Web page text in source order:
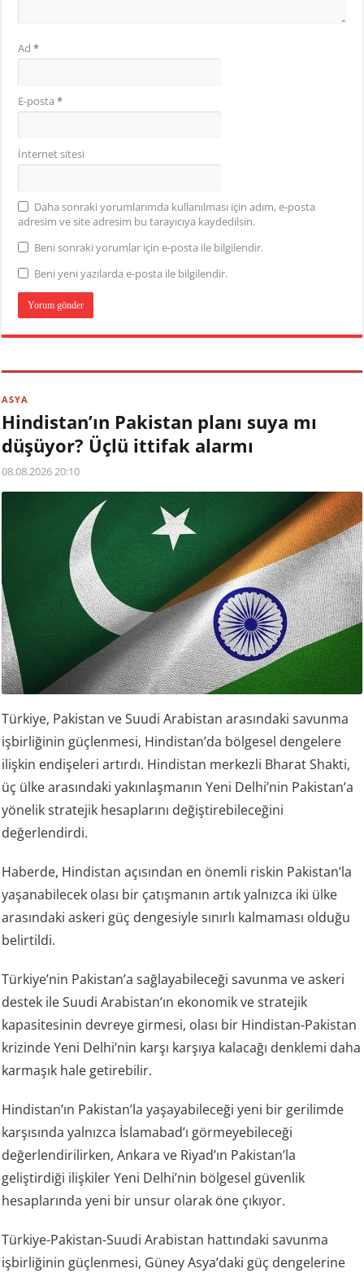
Ad*
E-posta*
İnternet sitesi
Daha sonraki yorumlarımda kullanılması için adım, e-posta
adresim ve site adresim bu tarayıcıya kaydedilsin.
Beni sonraki yorumlar için e-posta ile bilgilendir.
Beni yeni yazılarda e-posta ile bilgilendir.
ASYA
Hindistan’ın Pakistan planı suya mı
düşüyor? Üçlü ittifak alarmı
08.08.2026 20:10
Türkiye, Pakistan ve Suudi Arabistan arasındaki savunma
işbirliğinin güçlenmesi, Hindistan’da bölgesel dengelere
ilişkin endişeleri artırdı. Hindistan merkezli Bharat Shakti,
üç ülke arasındaki yakınlaşmanın Yeni Delhi’nin Pakistan’a
yönelik stratejik hesaplarını değiştirebileceğini
değerlendirdi.
Haberde, Hindistan açısından en önemli riskin Pakistan’la
yaşanabilecek olası bir çatışmanın artık yalnızca iki ülke
arasındaki askeri güç dengesiyle sınırlı kalmaması olduğu
belirtildi.
Türkiye’nin Pakistan’a sağlayabileceği savunma ve askeri
destek ile Suudi Arabistan’ın ekonomik ve stratejik
kapasitesinin devreye girmesi, olası bir Hindistan-Pakistan
krizinde Yeni Delhi’nin karşı karşıya kalacağı denklemi daha
karmaşık hale getirebilir.
Hindistan’ın Pakistan’la yaşayabileceği yeni bir gerilimde
karşısında yalnızca İslamabad’ı görmeyebileceği
değerlendirilirken, Ankara ve Riyad’ın Pakistan’la
geliştirdiği ilişkiler Yeni Delhi’nin bölgesel güvenlik
hesaplarında yeni bir unsur olarak öne çıkıyor.
Türkiye-Pakistan-Suudi Arabistan hattındaki savunma
işbirliğinin güçlenmesi, Güney Asya’daki güç dengelerine